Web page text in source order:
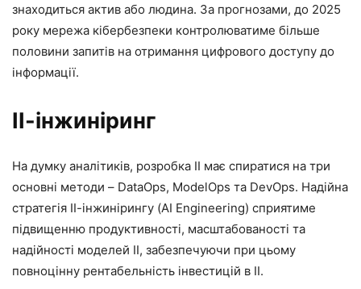
знаходиться актив або людина. За прогнозами, до 2025
року мережа кібербезпеки контролюватиме більше
половини запитів на отримання цифрового доступу до
інформації.
ІІ-інжиніринг
На думку аналітиків, розробка ІІ має спиратися на три
основні методи – DataOps, ModelOps та DevOps. Надійна
стратегія ІІ-інжинірингу (AI Engineering) сприятиме
підвищенню продуктивності, масштабованості та
надійності моделей ІІ, забезпечуючи при цьому
повноцінну рентабельність інвестицій в ІІ.